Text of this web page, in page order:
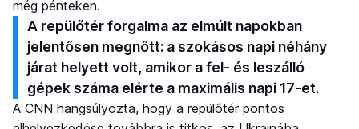
még pénteken.
A repülőtér forgalma az elmúlt napokban
jelentősen megnőtt: a szokásos napi néhány
járat helyett volt, amikor a fel- és leszálló
gépek száma elérte a maximális napi 17-et.
A CNN hangsúlyozta, hogy a repülőtér pontos